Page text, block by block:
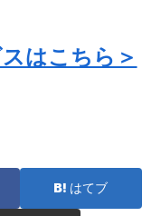
はこちら＞
はてブ